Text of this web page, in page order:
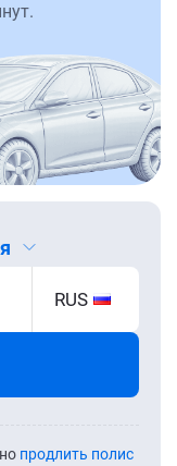
RUS
продлить полис